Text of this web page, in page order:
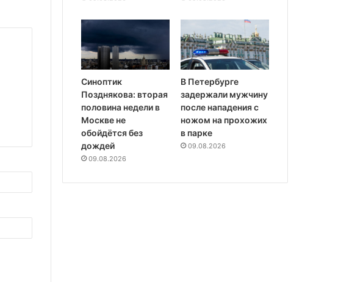
Синоптик
Позднякова: вторая
половина недели в
Москве не
обойдётся без
дождей
09.08.2026
В Петербурге
задержали мужчину
после нападения с
ножом на прохожих
в парке
09.08.2026